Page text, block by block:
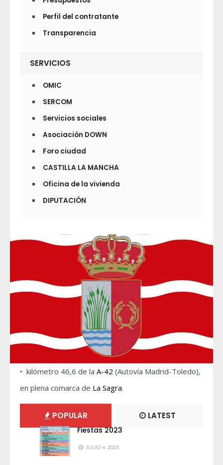
Perfil del contratante
Transparencia
SERVICIOS
OMIC
SERCOM
Servicios sociales
Asociación DOWN
Foro ciudad
CASTILLA LA MANCHA
Oficina de la vivienda
DIPUTACIÓN
• kilómetro 46,6 de la A-42 (Autovía Madrid-Toledo),
en plena comarca de La Sagra.
POPULAR LATEST
Fiestas 2023
JULIO 4, 2023